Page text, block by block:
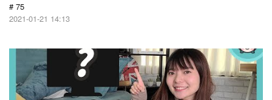
# 75
2021-01-21 14:13